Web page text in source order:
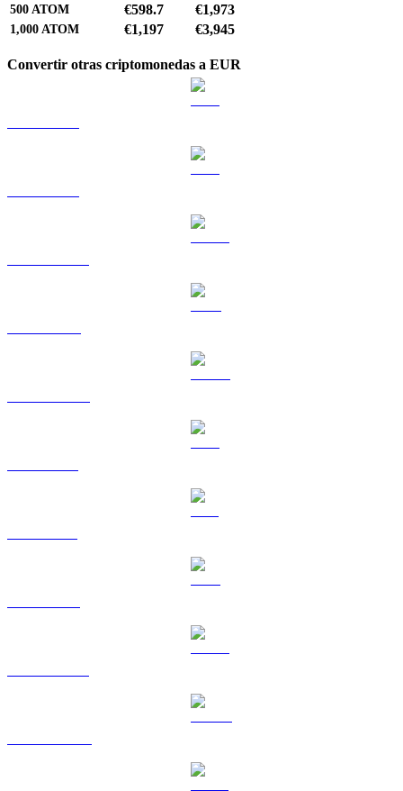
500 ATOM €598.7 €1,973
1,000 ATOM €1,197 €3,945
Convertir otras criptomonedas a EUR